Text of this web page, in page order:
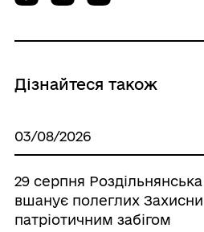
Дізнайтеся також
03/08/2026
29 серпня
вшанує полеглих
патріотичним забігом